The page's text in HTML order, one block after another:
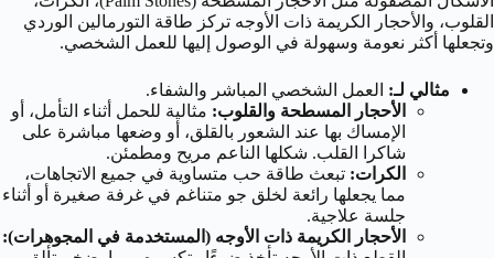
القلوب، والأحجار الكريمة ذات الأوجه تركز طاقة التورمالين الوردي
وتجعلها أكثر نعومة وسهولة في الوصول إليها للعمل الشخصي.
مثالي لـ: العمل الشخصي المباشر والشفاء.
الأحجار المسطحة والقلوب: مثالية للحمل أثناء التأمل، أو
الإمساك بها عند الشعور بالقلق، أو وضعها مباشرة على
شاكرا القلب. شكلها الناعم مريح ومطمئن.
الكرات: تبعث طاقة حب متساوية في جميع الاتجاهات،
مما يجعلها رائعة لخلق جو متناغم في غرفة صغيرة أو أثناء
جلسة علاجية.
الأحجار الكريمة ذات الأوجه (المستخدمة في المجوهرات):